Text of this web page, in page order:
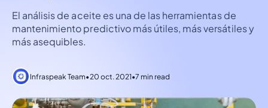
El análisis de aceite es una de las herramientas de
mantenimiento predictivo más útiles, más versátiles y
más asequibles.
Infraspeak Team•20 oct. 2021•7 min read